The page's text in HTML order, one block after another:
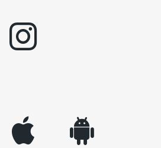
instagram
appleinc android